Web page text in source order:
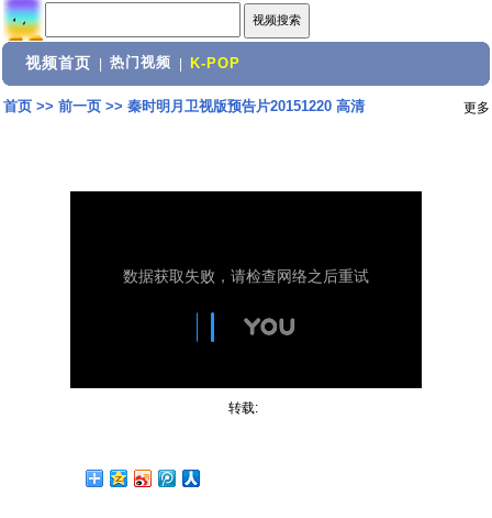
视频首页 热门视频 K-POP
首页>> 前一页>>秦时明月卫视版预告片20151220 高清 更多
转载: